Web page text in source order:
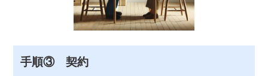
手順③ 契約